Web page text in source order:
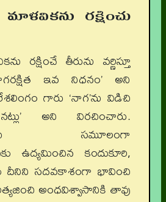
రక్షించు
రక్షించే తీరును వర్ణిస్తూ
ఇవ నిధనం’ అని
గారు ‘నాగ’ను విడిచి
అని విరచించారు.
సమూలంగా
ఉద్యమించిన కందుకూరి,
దీనిని సదవకాశంగా భావించి
అంధవిశ్వాసానికి తావు